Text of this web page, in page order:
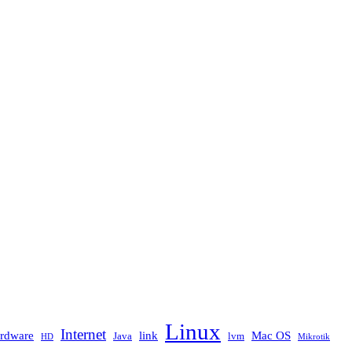
HD Internet Java link Linux lvm Mac OS Mikrotik